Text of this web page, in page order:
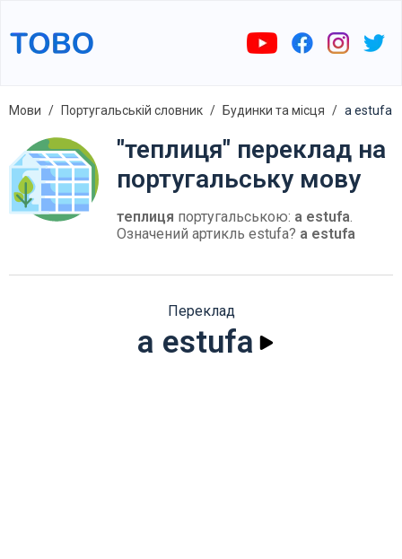
Мови Португальській словник Будинки та місця a estufa
"теплиця" переклад на
португальську мову
теплиця португальською: a estufa.
Означений артикль estufa? a estufa
Переклад
a estufa